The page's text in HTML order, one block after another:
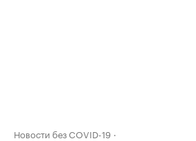
Новости без COVID-19